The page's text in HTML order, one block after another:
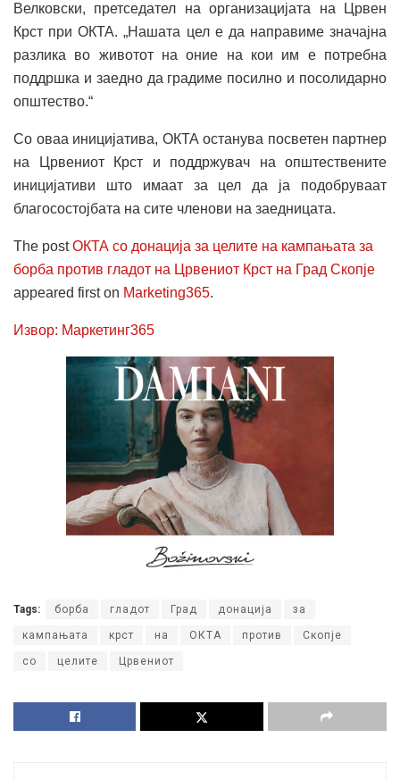
Велковски, претседател на организацијата на Црвен
Крст при ОКТА. „Нашата цел е да направиме значајна
разлика во животот на оние на кои им е потребна
поддршка и заедно да градиме посилно и посолидарно
општество.“
Со оваа иницијатива, ОКТА останува посветен партнер
на Црвениот Крст и поддржувач на општествените
иницијативи што имаат за цел да ја подобруваат
благосостојбата на сите членови на заедницата.
The postОКТА со донација за целите на кампањата за
борба против гладот на Црвениот Крст на Град Скопје
appeared first on Marketing365.
Извор: Маркетинг365
Tags: борба гладот Град донација за
кампањата крст на ОКТА против Скопје
со целите Црвениот